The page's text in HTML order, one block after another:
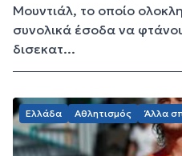
Μουντιάλ, το οποίο
συνολικά έσοδα να
δισεκατ...
Ελλάδα Αθλητισμός Άλλα